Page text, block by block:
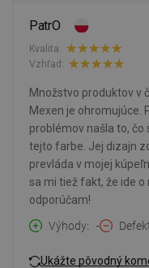
PatrO
Kvalita:
Vzhľad:
Množstvo produktov v
Mexen je ohromujúce.
problémov našla to,
tejto farbe. Jej dizajn
prevláda v mojej
sa mi tiež fakt, že ide
odporúčam!
Výhody
-
Ukážte pôvodný